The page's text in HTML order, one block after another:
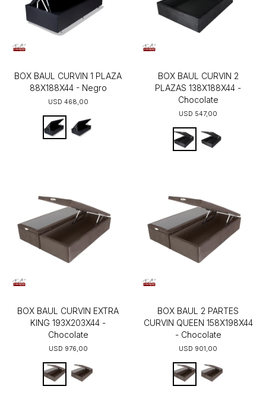
BOX BAUL CURVIN 1 PLAZA
88X188X44 - Negro
USD 468,00
BOX BAUL CURVIN 2
PLAZAS 138X188X44 -
Chocolate
USD 547,00
BOX BAUL CURVIN EXTRA
KING 193X203X44 -
Chocolate
USD 976,00
BOX BAUL 2 PARTES
CURVIN QUEEN 158X198X44
- Chocolate
USD 901,00